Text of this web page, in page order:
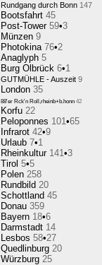
Rundgang durch Bonn 147
Bootsfahrt 45
Post-Tower 59•3
Münzen 9
Photokina 76•2
Anaglyph 5
Burg Olbrück 6•1
GUTMÜHLE - Auszeit 9
London 35
88'er Rck'n Roll,rheinb+b.honn 42
Korfu 22
Peloponnes 101•65
Infrarot 42•9
Urlaub 7•1
Rheinkultur 141•3
Tirol 5•5
Polen 258
Rundbild 20
Schottland 45
Donau 359
Bayern 18•6
Darmstadt 14
Lesbos 58•27
Quedlinburg 20
Würzburg 25